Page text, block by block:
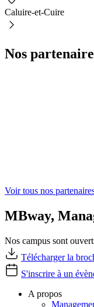
Caluire-et-Cuire
Nos
Voir tous nos
MBway,
Nos campus sont
Télécharger la
S'inscrire à un
A propos